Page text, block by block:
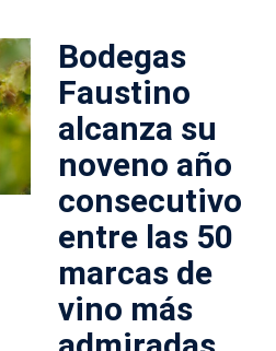
Bodegas
Faustino
alcanza su
noveno año
consecutivo
entre las 50
marcas de
vino más